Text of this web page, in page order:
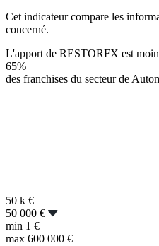
Cet indicateur compare les
concerné.
L'apport de RESTORFX est
65%
des franchises du secteur de
50 k €
50 000 €
min 1 €
max 600 000 €